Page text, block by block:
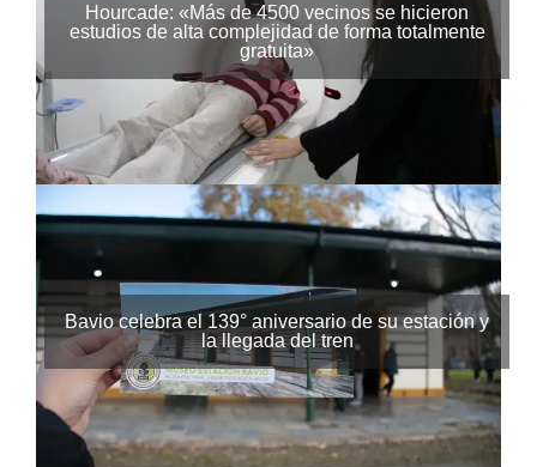
Hourcade: «Más de 4500 vecinos se hicieron
estudios de alta complejidad de forma totalmente
gratuita»
Bavio celebra el 139° aniversario de su estación y
la llegada del tren